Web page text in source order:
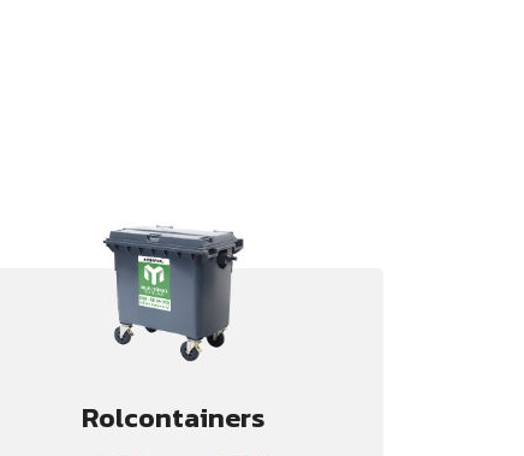
Rolcontainers